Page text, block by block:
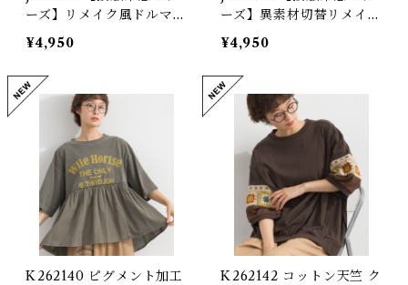
ーズ】リメイク風ドルマン
ハーフZIPプリントプルオ
ーバー / Cool-Touch Re
make-Inspired Dolman
Half-Zip Graphic Pullo
¥4,950
ーズ】異素材切替リメイク
風プルオーバー / Cool-T
ouch Mixed-Fabric Re
make-Style Pullover
¥4,950
K262140 ピグメント加工
K262142 コットン天竺 ク